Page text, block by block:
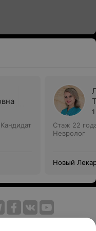
Кандидат
Стаж 22
Невролог
Новый